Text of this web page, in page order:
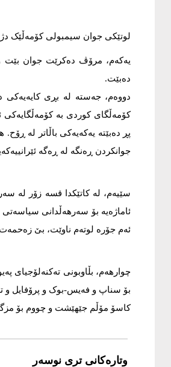
لوتێکی جوان سیمبولی کۆمەڵێک
یەکەم، مرۆڤ دەکرێت جوان بێت
دەبێت.
دووەم، جەستە لە بڕی کایەیەکی
کۆمەڵگای کوردی بە کۆمەڵگایەکی
پڕ دەبێتە یەکەیەکی باڵاتر لە
جوانکردن ڕەنگە لە ڕەگە
سێیەم، لە کاتێکدا قسە زۆر لە
ئاماژەیە بۆ سەرهەڵدانی
ئەم جۆرە لوتەم ناوێت، بێ زەحمەت
چوارهەم، بڵاوبونی تەکنەلۆجیای
بۆ سناپ و فەیس-بوک و پرۆفایل و
کاسۆ مۆڵم جێهێشت و چووم بۆ
وتارەکانی تری نوسەر